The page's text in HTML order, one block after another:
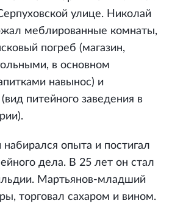
улице. Николай
меблированные комнаты,
погреб (магазин,
в основном
навынос) и
питейного заведения в
опыта и постигал
дела. В 25 лет он стал
Мартьянов-младший
торговал сахаром и вином.